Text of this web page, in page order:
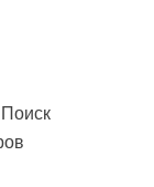
Поиск